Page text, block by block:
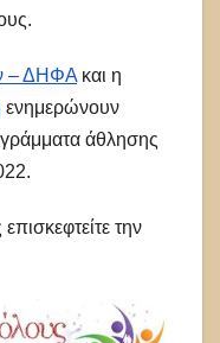
– ΔΗΦΑκαι η
ενημερώνουν
άθλησης
την